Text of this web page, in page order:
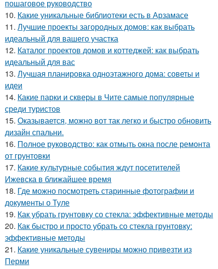
пошаговое руководство
10. Какие уникальные библиотеки есть в Арзамасе
11. Лучшие проекты загородных домов: как выбрать
идеальный для вашего участка
12. Каталог проектов домов и коттеджей: как выбрать
идеальный для вас
13. Лучшая планировка одноэтажного дома: советы и
идеи
14. Какие парки и скверы в Чите самые популярные
среди туристов
15. Оказывается, можно вот так легко и быстро обновить
дизайн спальни.
16. Полное руководство: как отмыть окна после ремонта
от грунтовки
17. Какие культурные события ждут посетителей
Ижевска в ближайшее время
18. Где можно посмотреть старинные фотографии и
документы о Туле
19. Как убрать грунтовку со стекла: эффективные методы
20. Как быстро и просто убрать со стекла грунтовку:
эффективные методы
21. Какие уникальные сувениры можно привезти из
Перми